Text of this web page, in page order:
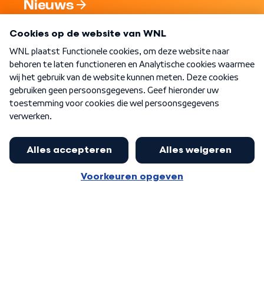
Nieuws
Nieuwsbrief
Word Lid